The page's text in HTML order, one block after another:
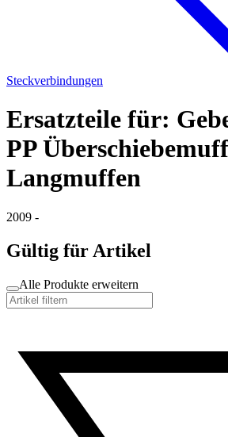
Steckverbindungen
Ersatzteile für:
PP
Langmuffen
2009 -
Gültig für Artikel
Alle Produkte erweitern